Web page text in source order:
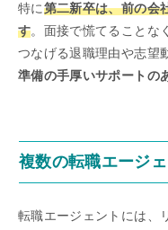
特に第二新卒は、前の会
す。面接で慌てることな
つなげる退職理由や志望
準備の手厚いサポートの
複数の転職エージ
転職エージェントには、